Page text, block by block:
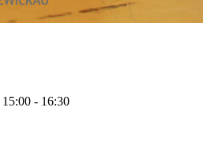
15:00 - 16:30